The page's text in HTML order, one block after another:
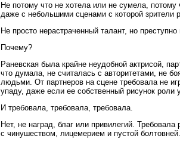
Не потому что не хотела или не сумела,
даже с небольшими сценами с которой зрители
Не просто нерастраченный талант, но
Почему?
Раневская была крайне неудобной актрисой,
что думала, не считалась с авторитетами, не
людьми. От партнеров на сцене требовала не
упаду, даже если ее собственный рисунок
И требовала, требовала, требовала.
Нет, не наград, благ или привилегий.
с чинушеством, лицемерием и пустой болтовней.